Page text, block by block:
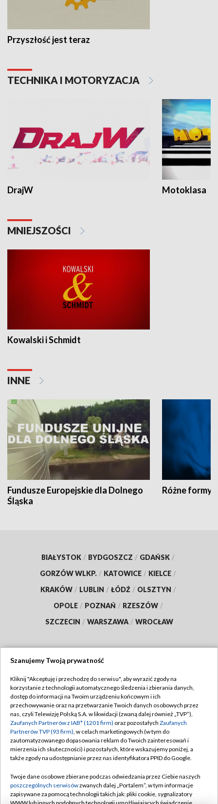
Przyszłość jest teraz
TECHNIKA I MOTORYZACJA
DrajW Motoklasa
MNIEJSZOŚCI
Kowalski i Schmidt
INNE
Fundusze Europejskie dla Dolnego
Śląska
Różne formy
BIAŁYSTOK / BYDGOSZCZ / GDAŃSK /
GORZÓW WLKP. / KATOWICE / KIELCE /
KRAKÓW / LUBLIN / ŁÓDŹ / OLSZTYN /
OPOLE / POZNAŃ / RZESZÓW /
SZCZECIN / WARSZAWA / WROCŁAW
TVP
Abonament TVP
Emisja w TVP
Centrum informacji TVP
Naziemna Telewizja Cyfrowa
Rada Programowa
System NOS
Regulamin TVP
Polityka prywatności
Moje zgody
Pomoc
Kontakt
Szanujemy Twoją prywatność
Kliknij "Akceptuję i przechodzę do serwisu", aby wyrazić zgody na
korzystanie z technologii automatycznego śledzenia i zbierania danych,
dostęp do informacji na Twoim urządzeniu końcowym i ich
przechowywanie oraz na przetwarzanie Twoich danych osobowych przez
nas, czyli Telewizję Polską S.A. w likwidacji (zwaną dalej również „TVP”),
Zaufanych Partnerów z IAB* (1201 firm) oraz pozostałych Zaufanych
Partnerów TVP (93 firm), w celach marketingowych (w tym do
zautomatyzowanego dopasowania reklam do Twoich zainteresowań i
mierzenia ich skuteczności) i pozostałych, które wskazujemy poniżej, a
także zgody na udostępnianie przez nas identyfikatora PPID do Google.
Twoje dane osobowe zbierane podczas odwiedzania przez Ciebie naszych
poszczególnych serwisówzwanych dalej „Portalem”, w tym informacje
zapisywane za pomocą technologii takich jak: pliki cookie, sygnalizatory